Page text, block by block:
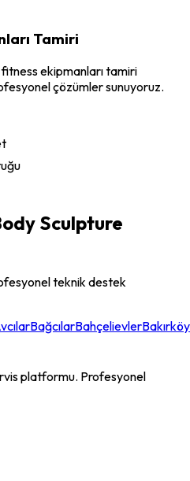
Tamiri
ekipmanları tamiri
çözümler sunuyoruz.
Sculpture
teknik destek
BağcılarBahçelievlerBakırköy
platformu. Profesyonel